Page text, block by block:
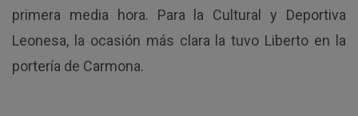
primera media hora. Para la Cultural y Deportiva
Leonesa, la ocasión más clara la tuvo Liberto en la
portería de Carmona.